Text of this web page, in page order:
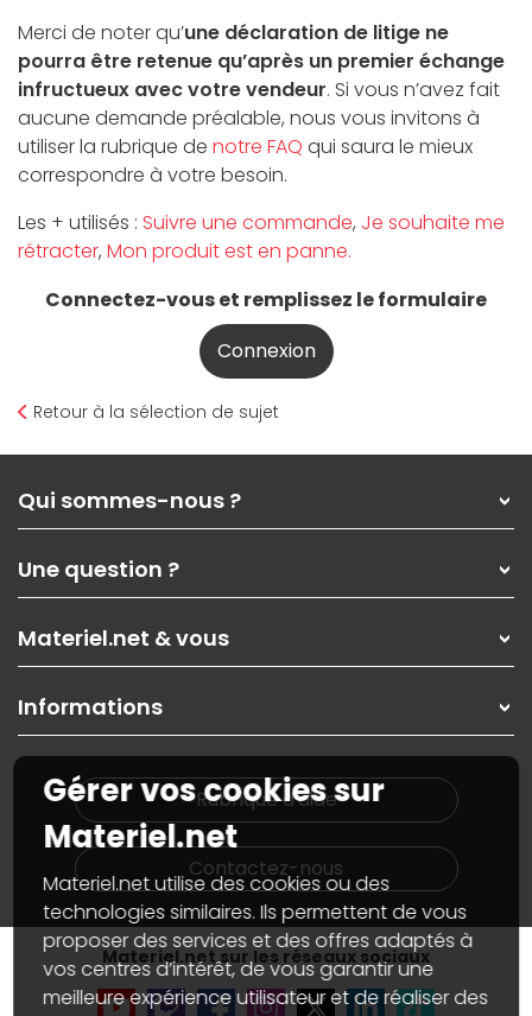
Merci de noter qu’une déclaration de litige ne
pourra être retenue qu’après un premier échange
infructueux avec votre vendeur. Si vous n’avez fait
aucune demande préalable, nous vous invitons à
utiliser la rubrique de notre FAQ qui saura le mieux
correspondre à votre besoin.
Les + utilisés : Suivre une commande, Je souhaite me
rétracter, Mon produit est en panne.
Connectez-vous et remplissez le formulaire
Connexion
Retour à la sélection de sujet
Qui sommes-nous ?
Nos services
Les magasins Materiel.net
Nos solutions pour les pros
Contactez-nous
Une question ?
Paiement, livraison
Garanties,Pack Zen
SAV, demander un retour
Informations
Materiel.net & vous
On rachète votre carte graphique
PC sur mesure : Votre RDV personnalisé
Notre démarche écologique
Materiel.net recrute
Notre programme d'affiliation
Partenariat & Sponsoring
Informations
Plan du site
Nos marques
Conditions générales de vente
Marketplace
Informations légales
Données personnellesetcookies
Gérer vos cookies
Accessibilité : non conforme
Rubrique d'aide
Contactez-nous
Materiel.net sur les réseaux sociaux
Gérer vos cookies sur
Materiel.net
Materiel.net utilise des cookies ou des
technologies similaires. Ils permettent de vous
proposer des services et des offres adaptés à
vos centres d’intérêt, de vous garantir une
meilleure expérience utilisateur et de réaliser des